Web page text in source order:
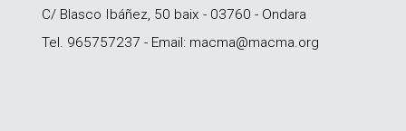
C/ Blasco Ibáñez, 50 baix - 03760 - Ondara
Tel. 965757237 - Email: macma@macma.org